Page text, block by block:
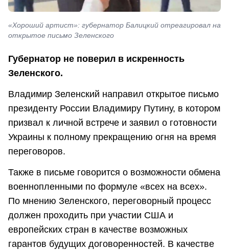
«Хороший артист»: губернатор Балицкий отреагировал на
открытое письмо Зеленского
Губернатор не поверил в искренность
Зеленского.
Владимир Зеленский направил открытое письмо
президенту России Владимиру Путину, в котором
призвал к личной встрече и заявил о готовности
Украины к полному прекращению огня на время
переговоров.
Также в письме говорится о возможности обмена
военнопленными по формуле «всех на всех».
По мнению Зеленского, переговорный процесс
должен проходить при участии США и
европейских стран в качестве возможных
гарантов будущих договоренностей. В качестве